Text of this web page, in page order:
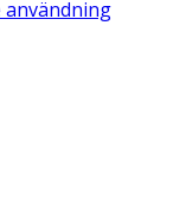
användning